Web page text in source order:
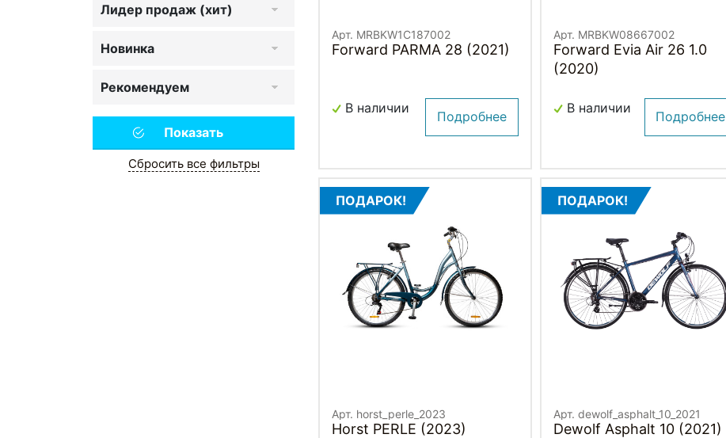
Лидер продаж (хит)
Новинка
Рекомендуем
Сбросить все фильтры
Арт. MRBKW1C187002
Forward PARMA 28 (2021)
В наличии
Подробнее
Арт. MRBKW08667002
Forward Evia Air 26 1.0
(2020)
В наличии
Подробнее
ПОДАРОК!
Арт. horst_perle_2023
Horst PERLE (2023)
ПОДАРОК!
Арт. dewolf_asphalt_10_2021
Dewolf Asphalt 10 (2021)